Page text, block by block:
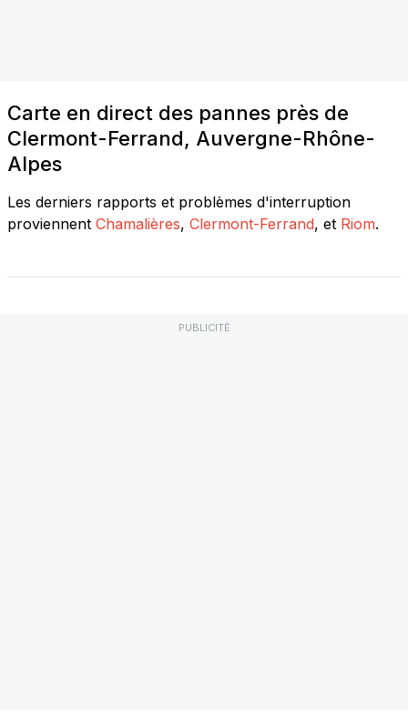
Carte en direct des pannes près de
Clermont-Ferrand, Auvergne-Rhône-
Alpes
Les derniers rapports et problèmes d'interruption
proviennent Chamalières, Clermont-Ferrand, et Riom.
PUBLICITÉ